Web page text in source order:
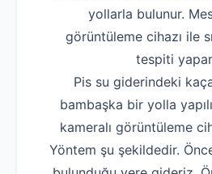
yollarla bulunur.
görüntüleme cihazı ile
tespiti
Pis su giderindeki
bambaşka bir yolla
kameralı görüntüleme
Yöntem şu şekildedir.